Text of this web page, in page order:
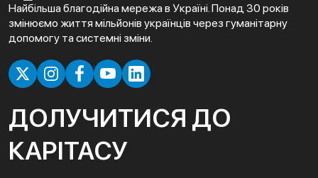
Найбільша благодійна мережа в Україні. Понад 30 років
змінюємо життя мільйонів українців через гуманітарну
допомогу та системні зміни.
ДОЛУЧИТИСЯ ДО
КАРІТАСУ